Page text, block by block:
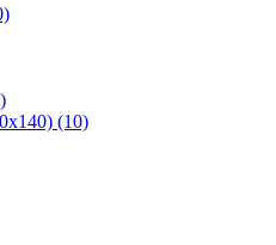
(10)